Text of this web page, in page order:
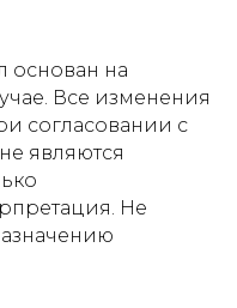
основан на
Все изменения
согласовании с
являются
Не